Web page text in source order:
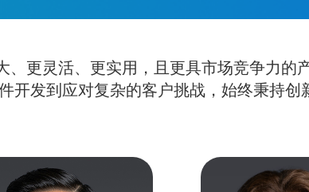
更灵活、更实用，且更具市场竞争力的
开发到应对复杂的客户挑战，始终秉持创